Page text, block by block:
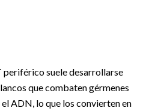
periférico suele desarrollarse
que combaten gérmenes
ADN, lo que los convierten en